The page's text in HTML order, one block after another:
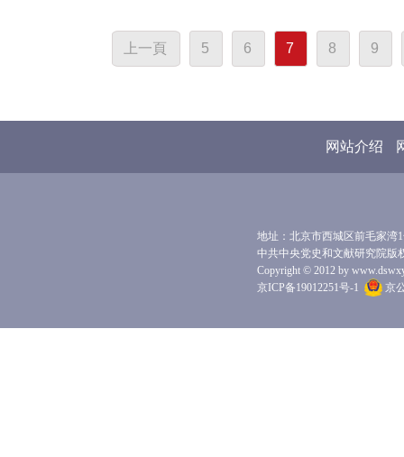
上一頁 5 6 7 8 9
网站介绍
地址：北京市西城区前毛家湾
中共中央党史和文献研究院版
Copyright © 2012 by
京ICP备19012251号-1
京